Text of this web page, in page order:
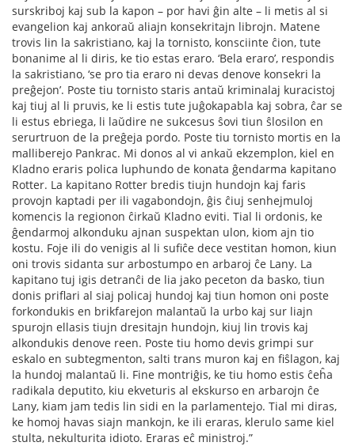
surskriboj kaj sub la kapon – por havi ĝin alte – li metis al si
evangelion kaj ankoraŭ aliajn konsekritajn librojn. Matene
trovis lin la sakristiano, kaj la tornisto, konsciinte ĉion, tute
bonanime al li diris, ke tio estas eraro. ‘Bela eraro’, respondis
la sakristiano, ‘se pro tia eraro ni devas denove konsekri la
preĝejon’. Poste tiu tornisto staris antaŭ kriminalaj kuracistoj
kaj tiuj al li pruvis, ke li estis tute juĝokapabla kaj sobra, ĉar se
li estus ebriega, li laŭdire ne sukcesus ŝovi tiun ŝlosilon en
serurtruon de la preĝeja pordo. Poste tiu tornisto mortis en la
malliberejo Pankrac. Mi donos al vi ankaŭ ekzemplon, kiel en
Kladno eraris polica luphundo de konata ĝendarma kapitano
Rotter. La kapitano Rotter bredis tiujn hundojn kaj faris
provojn kaptadi per ili vagabondojn, ĝis ĉiuj senhejmuloj
komencis la regionon ĉirkaŭ Kladno eviti. Tial li ordonis, ke
ĝendarmoj alkonduku ajnan suspektan ulon, kiom ajn tio
kostu. Foje ili do venigis al li suﬁĉe dece vestitan homon, kiun
oni trovis sidanta sur arbostumpo en arbaroj ĉe Lany. La
kapitano tuj igis detranĉi de lia jako peceton da basko, tiun
donis priﬂari al siaj policaj hundoj kaj tiun homon oni poste
forkondukis en brikfarejon malantaŭ la urbo kaj sur liajn
spurojn ellasis tiujn dresitajn hundojn, kiuj lin trovis kaj
alkondukis denove reen. Poste tiu homo devis grimpi sur
eskalo en subtegmenton, salti trans muron kaj en ﬁŝlagon, kaj
la hundoj malantaŭ li. Fine montriĝis, ke tiu homo estis ĉeĥa
radikala deputito, kiu ekveturis al ekskurso en arbarojn ĉe
Lany, kiam jam tedis lin sidi en la parlamentejo. Tial mi diras,
ke homoj havas siajn mankojn, ke ili eraras, klerulo same kiel
stulta, nekulturita idioto. Eraras eĉ ministroj.”